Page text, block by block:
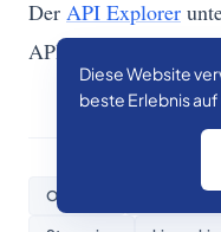
Diese Website
beste Erlebnis
Der API Explorer
API-Formate.
OpenAPI OpenAPI